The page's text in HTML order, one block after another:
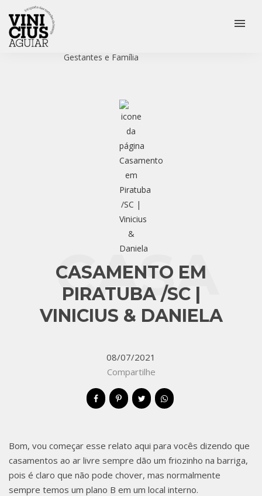
menu
Gestantes e Família
CASAMENTO EM
PIRATUBA /SC |
VINICIUS & DANIELA
CASA
MENT
O EM
PIRAT
08/07/2021
Compartilhe
Bom, vou começar esse relato aqui para vocês dizendo que
casamentos ao ar livre sempre dão um friozinho na barriga,
pois é claro que não pode chover, mas normalmente
sempre temos um plano B em um local interno.